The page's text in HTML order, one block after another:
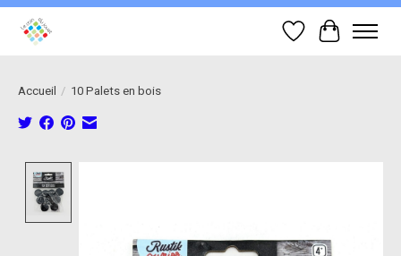
Liste dePanier
Accueil / 10 Palets en bois